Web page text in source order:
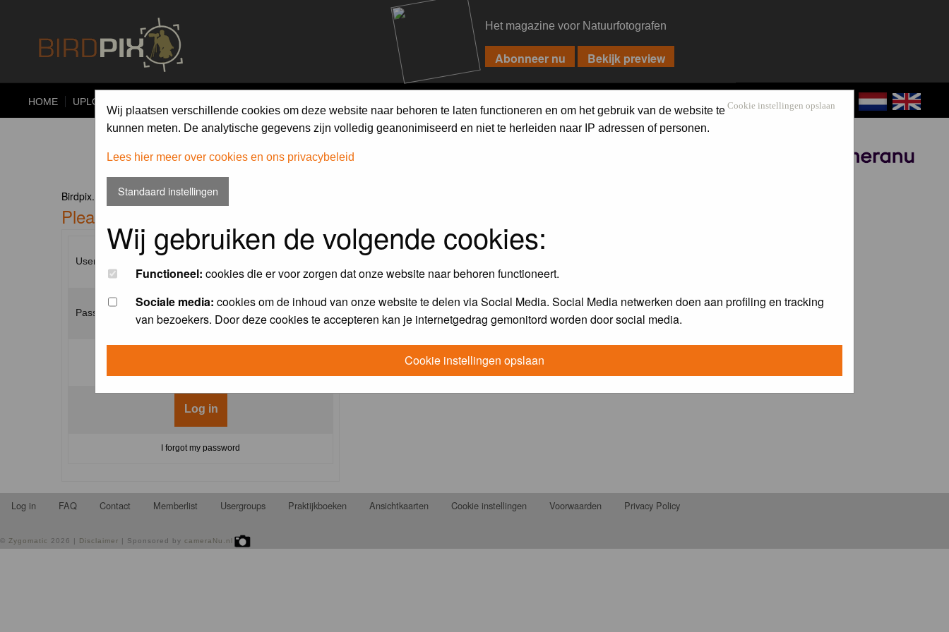
Het magazine voor Natuurfotografen
HOME UPLOAD Cookie instellingen opslaan
Wij plaatsen verschillende cookies om deze website naar behoren te laten functioneren en om het gebruik van de website te
kunnen meten. De analytische gegevens zijn volledig geanonimiseerd en niet te herleiden naar IP adressen of personen.
Lees hier meer over cookies en ons privacybeleid
Standaard instellingen
Wij gebruiken de volgende cookies:
Functioneel: cookies die er voor zorgen dat onze website naar behoren functioneert.
Sociale media: cookies om de inhoud van onze website te delen via Social Media. Social Media netwerken doen aan profiling en tracking
van bezoekers. Door deze cookies te accepteren kan je internetgedrag gemonitord worden door social media.
Cookie instellingen opslaan
Birdpix.nl Forum Index
Please enter your username and password to log in.
Username:
Password:
I forgot my password
Log in FAQ Contact Memberlist Usergroups Praktijkboeken Ansichtkaarten Cookie instellingen Voorwaarden Privacy Policy
© Zygomatic 2026 | Disclaimer | Sponsored by cameraNu.nl